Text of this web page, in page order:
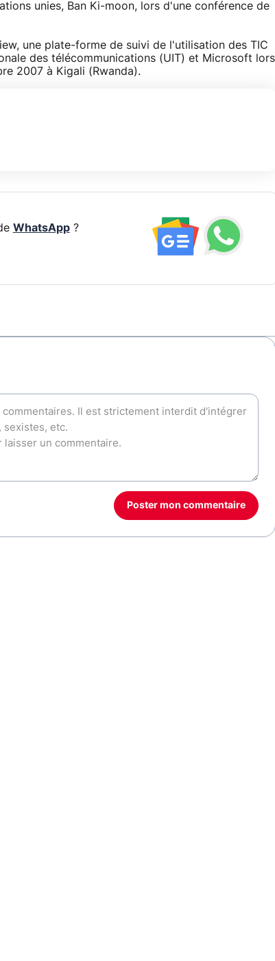
unies, Ban Ki-moon, lors d'une conférence de
une plate-forme de suivi de l'utilisation des TIC
des télécommunications (UIT) et Microsoft lors
2007 à Kigali (Rwanda).
WhatsApp?
Poster mon commentaire